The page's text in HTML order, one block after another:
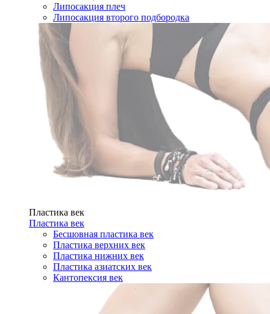
Липосакция плеч
Липосакция второго подбородка
Пластика век
Пластика век
Бесшовная пластика век
Пластика верхних век
Пластика нижних век
Пластика азиатских век
Кантопексия век